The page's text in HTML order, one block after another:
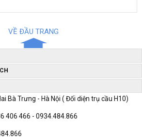
K5 EU (2.100W)được sản xuất theo
bảo tính thẩm mỹ cao và giá trị sử dụng
làm bằng nhựa bền đẹp, chịu lực tốt.chịu
cao trong quá trình sử dụng. Tay cầm
VỀ ĐẦU TRANG
Bà Trưng - Hà Nội ( Đối diện trụ cầu H10)
406 466 - 0934.484.866